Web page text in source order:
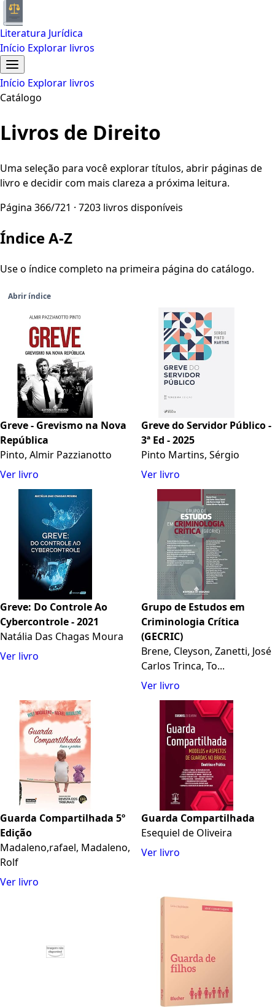
Literatura Jurídica
Início Explorar livros
Início Explorar livros
Catálogo
Livros de Direito
Uma seleção para você explorar títulos, abrir páginas de
livro e decidir com mais clareza a próxima leitura.
Página 366/721 · 7203 livros disponíveis
Índice A-Z
Use o índice completo na primeira página do catálogo.
Abrir índice
Greve - Grevismo na Nova
República
Pinto, Almir Pazzianotto
Ver livro
Greve do Servidor Público -
3ª Ed - 2025
Pinto Martins, Sérgio
Ver livro
Greve: Do Controle Ao
Cybercontrole - 2021
Natália Das Chagas Moura
Ver livro
Grupo de Estudos em
Criminologia Crítica
(GECRIC)
Brene, Cleyson, Zanetti, José
Carlos Trinca, To...
Ver livro
Guarda Compartilhada 5º
Edição
Madaleno,rafael, Madaleno,
Rolf
Ver livro
Guarda Compartilhada
Esequiel de Oliveira
Ver livro